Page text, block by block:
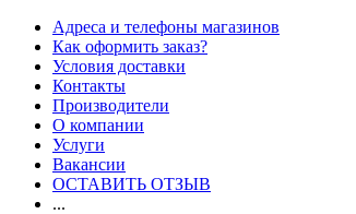
Адреса и телефоны магазинов
Как оформить заказ?
Условия доставки
Контакты
Производители
О компании
Услуги
Вакансии
ОСТАВИТЬ ОТЗЫВ
...